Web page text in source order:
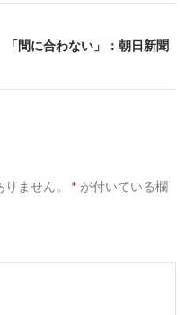
間に合わない」：朝日新聞
ません。 * が付いている欄